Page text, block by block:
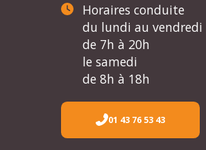
Horaires conduite
du lundi au vendredi
de 7h à 20h
le samedi
de 8h à 18h
01 43 76 53 43